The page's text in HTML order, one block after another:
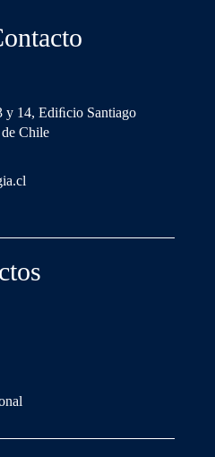
y 14, Ediﬁcio Santiago
Chile